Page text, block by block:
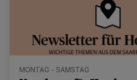
MONTAG - SAMSTAG